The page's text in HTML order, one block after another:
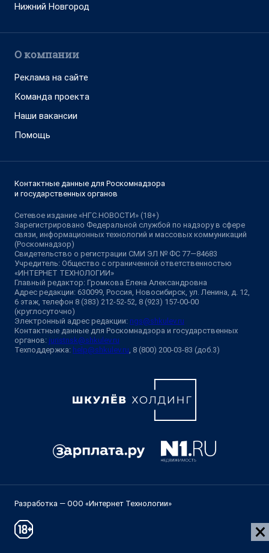
Нижний Новгород
О компании
Реклама на сайте
Команда проекта
Наши вакансии
Помощь
Контактные данные для Роскомнадзора
и государственных органов
Сетевое издание «НГС.НОВОСТИ» (18+)
Зарегистрировано Федеральной службой по надзору в сфере
связи, информационных технологий и массовых коммуникаций
(Роскомнадзор)
Свидетельство о регистрации СМИ ЭЛ № ФС 77—84683
Учредитель: Общество с ограниченной ответственностью
«ИНТЕРНЕТ ТЕХНОЛОГИИ»
Главный редактор: Громкова Елена Александровна
Адрес редакции: 630099, Россия, Новосибирск, ул. Ленина, д. 12,
6 этаж, телефон 8 (383) 212-52-52, 8 (923) 157-00-00
(круглосуточно)
Электронный адрес редакции: ngs@shkulev.ru
Контактные данные для Роскомнадзора и государственных
органов: juristnsk@shkulev.ru
Техподдержка: help@shkulev.ru , 8 (800) 200-03-83 (доб.3)
Разработка — ООО «Интернет Технологии»